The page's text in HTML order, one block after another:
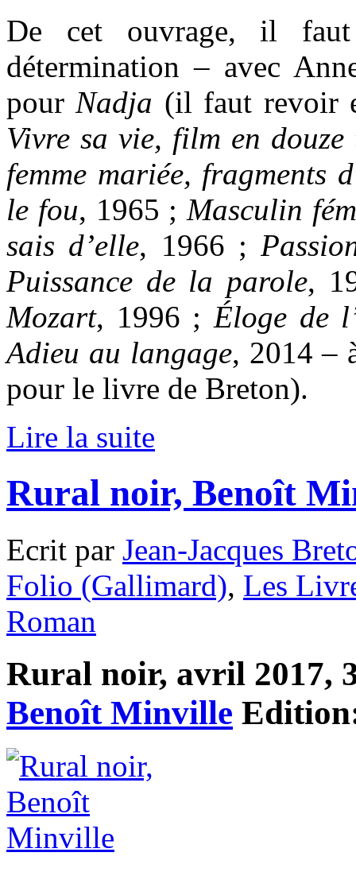
De cet ouvrage, il
détermination – avec
pourNadja (il faut revoir
Vivre sa vie, film en douze
femme mariée, fragments
le fou, 1965 ;Masculin
sais d’elle, 1966 ;
Puissance de la parole,
Mozart, 1996 ; Éloge de
Adieu au langage, 2014 –
pour le livre de Breton).
Lire la suite
Rural noir, Benoît
Ecrit par Jean-Jacques
Folio (Gallimard), Les
Roman
Rural noir, avril 2017,
Benoît Minville